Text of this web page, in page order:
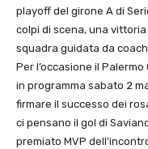
playoff del girone A di
colpi di scena, una
squadra guidata da
Per l’occasione il
in programma sabato 2
firmare il successo dei
ci pensano il gol di
premiato MVP